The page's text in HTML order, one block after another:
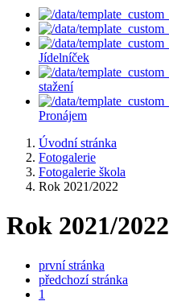
Jídelníček
stažení
Pronájem
Úvodní stránka
Fotogalerie
Fotogalerie škola
Rok 2021/2022
Rok 2021/2022
první stránka
předchozí stránka
1